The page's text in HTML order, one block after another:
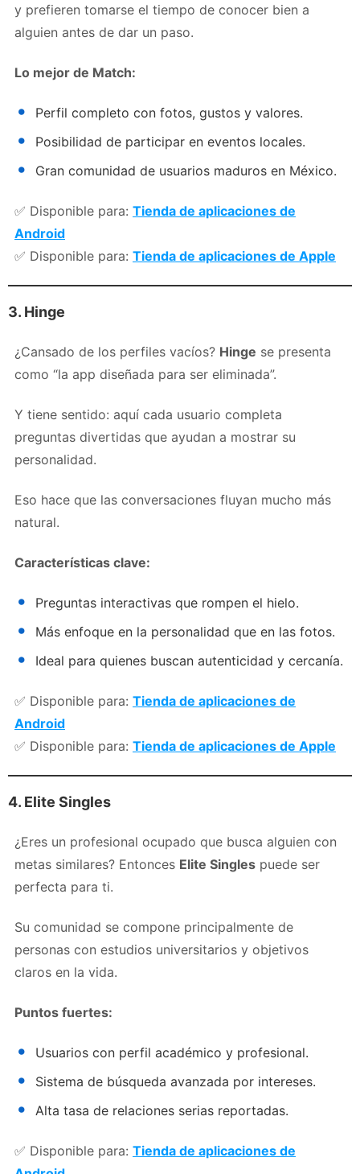
y prefieren tomarse el tiempo de conocer bien a
alguien antes de dar un paso.
Lo mejor de Match:
Perfil completo con fotos, gustos y valores.
Posibilidad de participar en eventos locales.
Gran comunidad de usuarios maduros en México.
✅ Disponible para: Tienda de aplicaciones de
Android
✅ Disponible para: Tienda de aplicaciones de Apple
3. Hinge
¿Cansado de los perfiles vacíos? Hinge se presenta
como “la app diseñada para ser eliminada”.
Y tiene sentido: aquí cada usuario completa
preguntas divertidas que ayudan a mostrar su
personalidad.
Eso hace que las conversaciones fluyan mucho más
natural.
Características clave:
Preguntas interactivas que rompen el hielo.
Más enfoque en la personalidad que en las fotos.
Ideal para quienes buscan autenticidad y cercanía.
✅ Disponible para: Tienda de aplicaciones de
Android
✅ Disponible para: Tienda de aplicaciones de Apple
4. Elite Singles
¿Eres un profesional ocupado que busca alguien con
metas similares? Entonces Elite Singles puede ser
perfecta para ti.
Su comunidad se compone principalmente de
personas con estudios universitarios y objetivos
claros en la vida.
Puntos fuertes:
Usuarios con perfil académico y profesional.
Sistema de búsqueda avanzada por intereses.
Alta tasa de relaciones serias reportadas.
✅ Disponible para: Tienda de aplicaciones de